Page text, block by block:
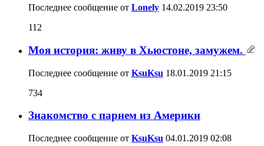
Последнее сообщение от Lonely 14.02.2019 23:50
112
Моя история: живу в Хьюстоне, замужем.
Последнее сообщение от KsuKsu 18.01.2019 21:15
734
Знакомство с парнем из Америки
Последнее сообщение от KsuKsu 04.01.2019 02:08